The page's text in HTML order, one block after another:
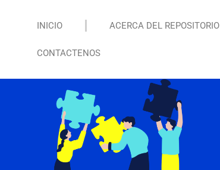
INICIO ACERCA DEL REPOSITORIO
CONTACTENOS